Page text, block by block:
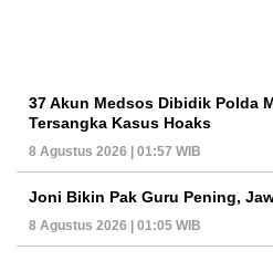
37 Akun Medsos Dibidik Polda
Tersangka Kasus Hoaks
8 Agustus 2026 | 01:57 WIB
Joni Bikin Pak Guru Pening,
8 Agustus 2026 | 01:05 WIB